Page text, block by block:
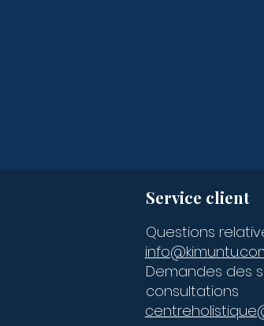
Service client
Questions
Demandes des
consultations